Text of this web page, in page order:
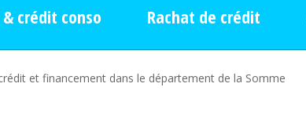
crédit conso Rachat de crédit
et financement dans le département de la Somme